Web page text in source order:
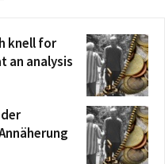
knell for
an analysis